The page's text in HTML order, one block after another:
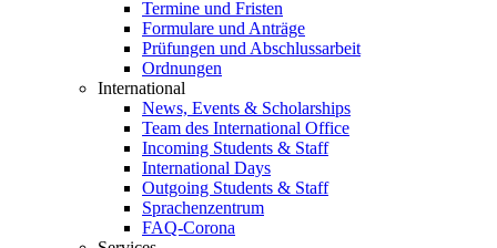
Termine und Fristen
Formulare und Anträge
Prüfungen und Abschlussarbeit
Ordnungen
International
News, Events & Scholarships
Team des International Office
Incoming Students & Staff
International Days
Outgoing Students & Staff
Sprachenzentrum
FAQ-Corona